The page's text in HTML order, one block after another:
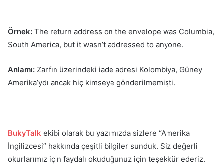
Örnek: The return address on the envelope was Columbia,
South America, but it wasn’t addressed to anyone.
Anlamı: Zarfın üzerindeki iade adresi Kolombiya, Güney
Amerika’ydı ancak hiç kimseye gönderilmemişti.
BukyTalk ekibi olarak bu yazımızda sizlere “Amerika
İngilizcesi” hakkında çeşitli bilgiler sunduk. Siz değerli
okurlarımız için faydalı okuduğunuz için teşekkür ederiz.